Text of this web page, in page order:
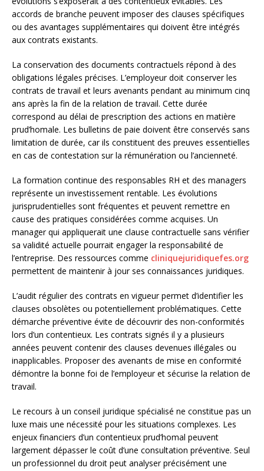
accords de branche peuvent imposer des clauses spécifiques
ou des avantages supplémentaires qui doivent être intégrés
aux contrats existants.
La conservation des documents contractuels répond à des
obligations légales précises. L’employeur doit conserver les
contrats de travail et leurs avenants pendant au minimum cinq
ans après la fin de la relation de travail. Cette durée
correspond au délai de prescription des actions en matière
prud’homale. Les bulletins de paie doivent être conservés sans
limitation de durée, car ils constituent des preuves essentielles
en cas de contestation sur la rémunération ou l’ancienneté.
La formation continue des responsables RH et des managers
représente un investissement rentable. Les évolutions
jurisprudentielles sont fréquentes et peuvent remettre en
cause des pratiques considérées comme acquises. Un
manager qui appliquerait une clause contractuelle sans vérifier
sa validité actuelle pourrait engager la responsabilité de
l’entreprise. Des ressources comme cliniquejuridiquefes.org
permettent de maintenir à jour ses connaissances juridiques.
L’audit régulier des contrats en vigueur permet d’identifier les
clauses obsolètes ou potentiellement problématiques. Cette
démarche préventive évite de découvrir des non-conformités
lors d’un contentieux. Les contrats signés il y a plusieurs
années peuvent contenir des clauses devenues illégales ou
inapplicables. Proposer des avenants de mise en conformité
démontre la bonne foi de l’employeur et sécurise la relation de
travail.
Le recours à un conseil juridique spécialisé ne constitue pas un
luxe mais une nécessité pour les situations complexes. Les
enjeux financiers d’un contentieux prud’homal peuvent
largement dépasser le coût d’une consultation préventive. Seul
un professionnel du droit peut analyser précisément une